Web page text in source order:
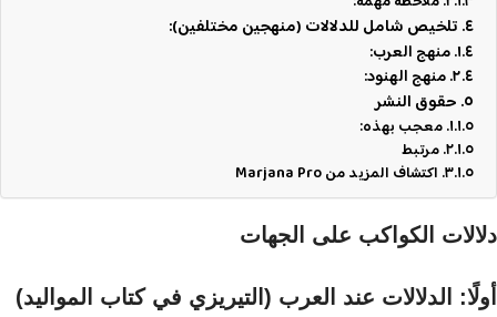
تلخيص شامل للدلالات (منهجين مختلفين):
منهج العرب:
منهج الهنود:
حقوق النشر
معجب بهذه:
مرتبط
اكتشاف المزيد من Marjana Pro
دلالات الكواكب على الجهات
أولًا: الدلالات عند العرب (التيريزي في كتاب المواليد)